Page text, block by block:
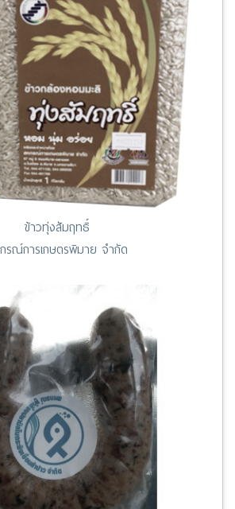
ข้าวทุ่งสัมฤทธิ์
รณ์การเกษตรพิมาย จำกัด